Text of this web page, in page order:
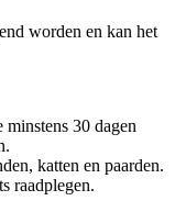
worden en kan het
30 dagen
katten en paarden.
raadplegen.